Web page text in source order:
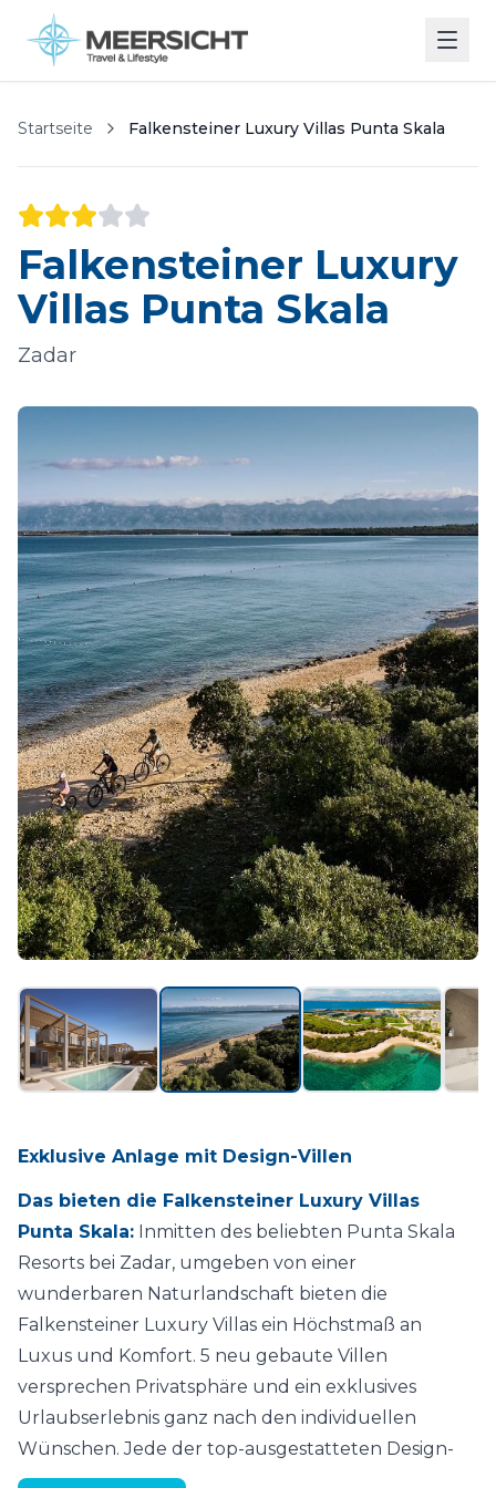
Startseite Falkensteiner Luxury Villas Punta Skala
Falkensteiner Luxury
Villas Punta Skala
Zadar
Exklusive Anlage mit Design-Villen
Das bieten die Falkensteiner Luxury Villas
Punta Skala: Inmitten des beliebten Punta Skala
Resorts bei Zadar, umgeben von einer
wunderbaren Naturlandschaft bieten die
Falkensteiner Luxury Villas ein Höchstmaß an
Luxus und Komfort. 5 neu gebaute Villen
versprechen Privatsphäre und ein exklusives
Urlaubserlebnis ganz nach den individuellen
Wünschen. Jede der top-ausgestatteten Design-
Villen ist mit viel Holz, Stein und warmen